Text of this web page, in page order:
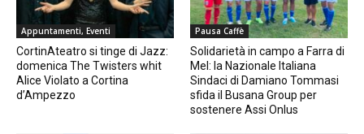
Appuntamenti, Eventi
CortinAteatro si tinge di Jazz:
domenica The Twisters whit
Alice Violato a Cortina
d’Ampezzo
Pausa Caffè
Solidarietà in campo a Farra di
Mel: la Nazionale Italiana
Sindaci di Damiano Tommasi
sfida il Busana Group per
sostenere Assi Onlus